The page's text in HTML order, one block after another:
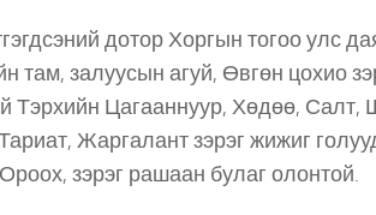
дотор Хоргын тогоо улс
там, залуусын агуй, Өвгөн цохио
Тэрхийн Цагааннуур, Хөдөө, Салт,
Жаргалант зэрэг жижиг
зэрэг рашаан булаг олонтой.